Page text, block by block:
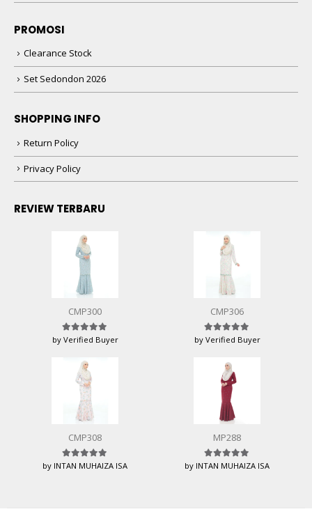
PROMOSI
Clearance Stock
Set Sedondon 2026
SHOPPING INFO
Return Policy
Privacy Policy
REVIEW TERBARU
CMP300
Rated5 out of 5
by Verified Buyer
CMP306
Rated5 out of 5
by Verified Buyer
CMP308
Rated5out of 5
by INTAN MUHAIZA ISA
MP288
Rated5out of 5
by INTAN MUHAIZA ISA